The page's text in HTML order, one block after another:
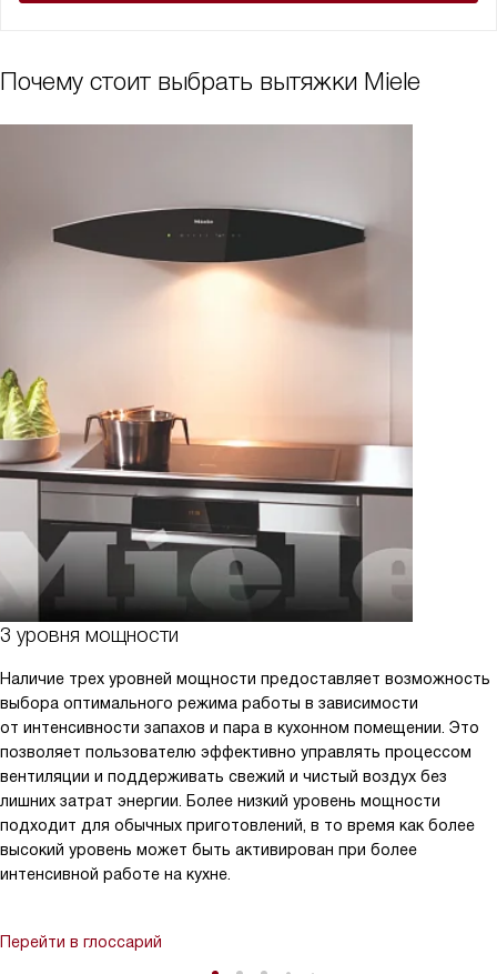
Почему стоит выбрать вытяжки Miele
3 уровня мощности
Наличие трех уровней мощности предоставляет возможность
выбора оптимального режима работы в зависимости
от интенсивности запахов и пара в кухонном помещении. Это
позволяет пользователю эффективно управлять процессом
вентиляции и поддерживать свежий и чистый воздух без
лишних затрат энергии. Более низкий уровень мощности
подходит для обычных приготовлений, в то время как более
высокий уровень может быть активирован при более
интенсивной работе на кухне.
Перейти в глоссарий